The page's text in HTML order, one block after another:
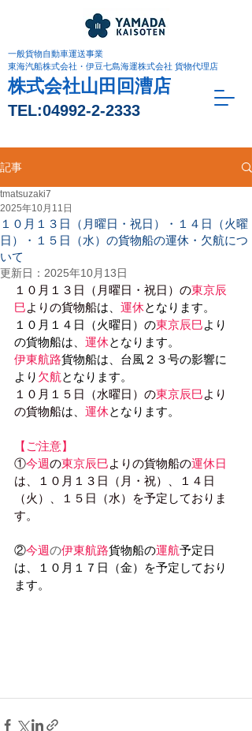
株式会社山田回漕店
TEL:04992-2-2333
一般貨物自動車運送事業
東海汽船株式会社・伊豆七島海運株式会社 貨物代理店
記事
１０月１３日（月曜日・祝日）・１４日（火曜
日）・１５日（水）の貨物船の運休・欠航につ
いて
tmatsuzaki7
2025年10月11日
更新日： 2025年10月13日
１０月１３日（月曜日・祝日）の東京辰
巳よりの貨物船は、 運休となります。
１０月１４日（火曜日）の東京辰巳より
の貨物船は、 運休となります。
伊東航路貨物船は、台風２３号の影響に
より 欠航となります。
１０月１５日（水曜日）の東京辰巳より
の貨物船は、 運休となります。
【ご注意】
①今週の東京辰巳よりの貨物船の運休日
は、１０月１３日（月・祝）、１４日
（火）、１５日（水）を予定しておりま
す。
②今週の伊東航路貨物船の運航予定日
は、１０月１７日（金）を予定しており
ます。